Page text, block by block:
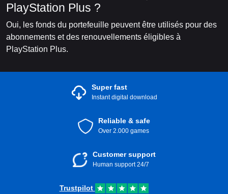
PlayStation Plus ?
Oui, les fonds du portefeuille peuvent être utilisés pour des
abonnements et des renouvellements éligibles à
PlayStation Plus.
Super fast
Instant digital download
Reliable & safe
Over 2.000 games
Customer support
Human support 24/7
Trustpilot